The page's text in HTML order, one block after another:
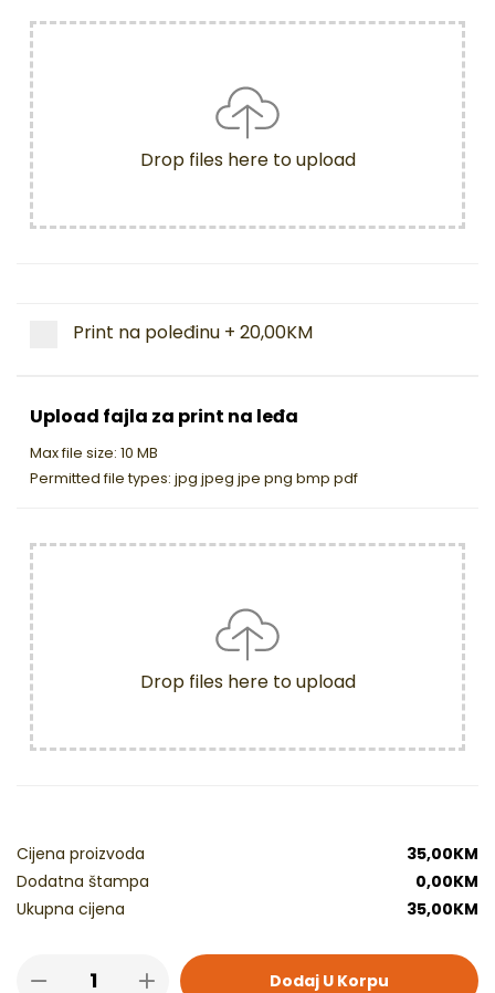
Drop files here to upload
Print na poleđinu + 20,00KM
Upload fajla za print na leđa
Max file size: 10 MB
Permitted file types: jpg jpeg jpe png bmp pdf
Drop files here to upload
Cijena proizvoda 35,00KM
Dodatna štampa
0,00KM
Ukupna cijena
35,00KM
Dodaj U Korpu